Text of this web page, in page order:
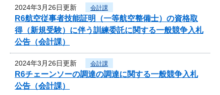
2024年3月26日更新 会計課
R6航空従事者技能証明（一等航空整備士）の資格取
得（新規受験）に伴う訓練委託に関する一般競争入札
公告（会計課）
2024年3月26日更新 会計課
R6チェーンソーの調達の調達に関する一般競争入札
公告（会計課）